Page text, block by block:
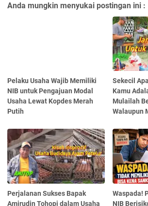
Anda mungkin menyukai postingan ini :
Pelaku Usaha Wajib Memiliki
NIB untuk Pengajuan Modal
Usaha Lewat Kopdes Merah
Putih
Sekecil
Kamu
Mulailah
Walaupun
Perjalanan Sukses Bapak
Amirudin Tohopi dalam Usaha
Waspada!
NIB